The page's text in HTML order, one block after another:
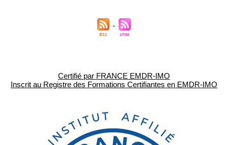
Certifié par FRANCE EMDR-IMO
Inscrit au Registre des Formations Certifiantes en EMDR-IMO